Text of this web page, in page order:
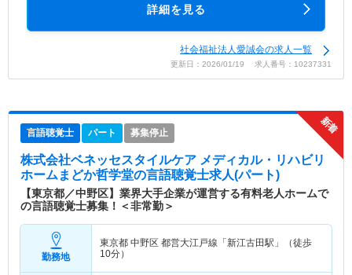
詳細を見る
社会福祉法人愛誠会の求人一覧
更新日：2026/01/19 求人番号：10237331
言語聴覚士 パート 募集停止
株式会社ベネッセスタイルケア メディカル・リハビリ
ホームまどか哲学堂の言語聴覚士求人(パート)
【東京都／中野区】業界大手企業が運営する有料老人ホームで
の言語聴覚士募集！＜非常勤＞
勤務地
東京都 中野区 都営大江戸線「新江古田駅」（徒歩
10分）